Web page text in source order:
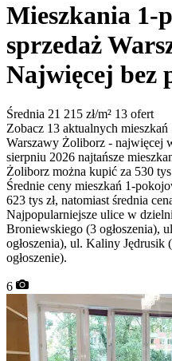
Mieszkania 1-
sprzedaż
Najwięcej bez
Średnia 21 215 zł/m² 13 ofert
Zobacz 13 aktualnych
Warszawy Żoliborz - najwięcej
sierpniu 2026 najtańsze
Żoliborz można kupić za 530 tys
Średnie ceny mieszkań 1-
623 tys zł, natomiast średnia
Najpopularniejsze ulice w
Broniewskiego (3 ogłoszenia),
ogłoszenia), ul. Kaliny Jędrusik
ogłoszenie).
6